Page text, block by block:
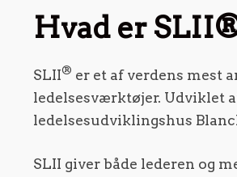
Hvad er
SLII® er et af verdens mest
ledelsesværktøjer. Udviklet
ledelsesudviklingshus
SLII giver både lederen og